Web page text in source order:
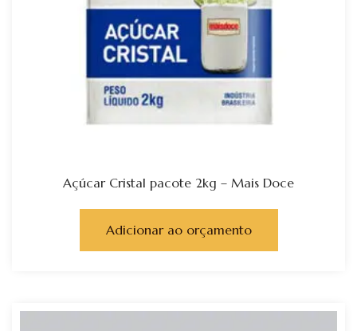
Açúcar Cristal pacote 2kg – Mais Doce
Adicionar ao orçamento